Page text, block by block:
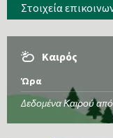
Στοιχεία
Καιρός
Ώρα
Δεδομένα Καιρού από